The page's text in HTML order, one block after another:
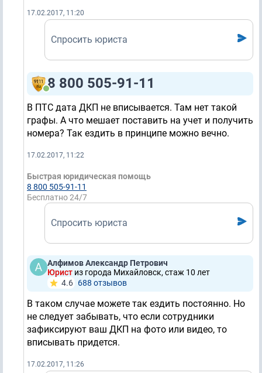
17.02.2017, 11:20
Спросить юриста
8 800 505-91-11
В ПТС дата ДКП не вписывается. Там нет такой
графы. А что мешает поставить на учет и получить
номера? Так ездить в принципе можно вечно.
17.02.2017, 11:22
Быстрая юридическая помощь
8 800 505-91-11
Бесплатно 24/7
Спросить юриста
Алфимов Александр Петрович
Юрист из города Михайловск, стаж 10 лет
4.6 688 отзывов
В таком случае можете так ездить постоянно. Но
не следует забывать, что если сотрудники
зафиксируют ваш ДКП на фото или видео, то
вписывать придется.
17.02.2017, 11:26